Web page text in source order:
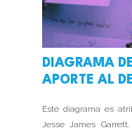
DIAGRAMA
APORTE AL
Este diagrama es
Jesse James